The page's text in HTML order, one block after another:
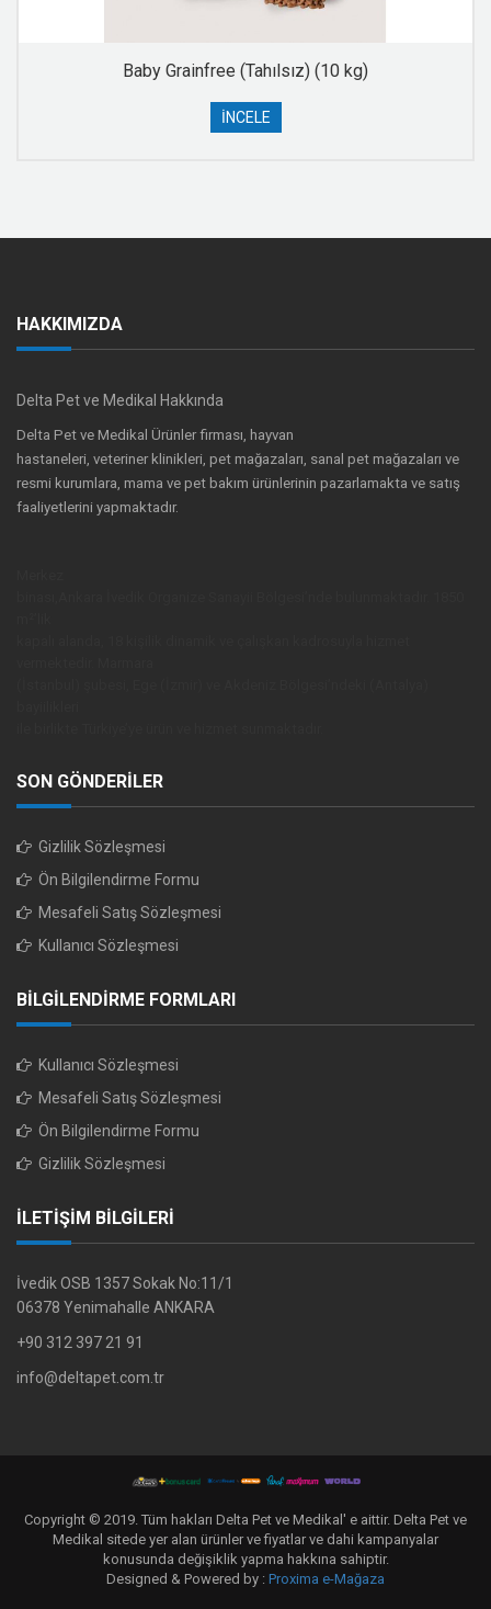
Baby Grainfree (Tahılsız) (10 kg)
İNCELE
HAKKIMIZDA
Delta Pet ve Medikal Hakkında
Delta Pet ve Medikal Ürünler firması, hayvan
hastaneleri, veteriner klinikleri, pet mağazaları, sanal pet mağazaları ve
resmi kurumlara, mama ve pet bakım ürünlerinin pazarlamakta ve satış
faaliyetlerini yapmaktadır.
SON GÖNDERİLER
Gizlilik Sözleşmesi
Ön Bilgilendirme Formu
Mesafeli Satış Sözleşmesi
Kullanıcı Sözleşmesi
BİLGİLENDİRME FORMLARI
Kullanıcı Sözleşmesi
Mesafeli Satış Sözleşmesi
Ön Bilgilendirme Formu
Gizlilik Sözleşmesi
İLETİŞİM BİLGİLERİ
İvedik OSB 1357 Sokak No:11/1
06378 Yenimahalle ANKARA
+90 312 397 21 91
info@deltapet.com.tr
Copyright © 2019. Tüm hakları Delta Pet ve Medikal' e aittir. Delta Pet ve
Medikal sitede yer alan ürünler ve fiyatlar ve dahi kampanyalar
konusunda değişiklik yapma hakkına sahiptir.
Designed & Powered by : Proxima e-Mağaza